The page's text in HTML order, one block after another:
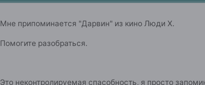
Мне припоминается "Дарвин" из кино Люди Х.
Помогите разобраться.
Это неконтролируемая спасобность, я просто